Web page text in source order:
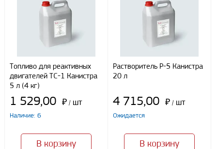
Топливо для реактивных
двигателей ТС-1 Канистра
5 л (4 кг)
1 529,00 ₽ / шт
Наличие: 6
В корзину
Растворитель Р-5 Канистра
20 л
4 715,00 ₽ / шт
Ожидается
В корзину